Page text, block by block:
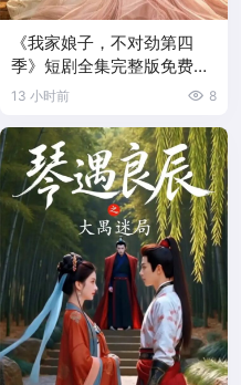
《我家娘子，不对劲第四
季》短剧全集完整版免费观
看
13 小时前 8